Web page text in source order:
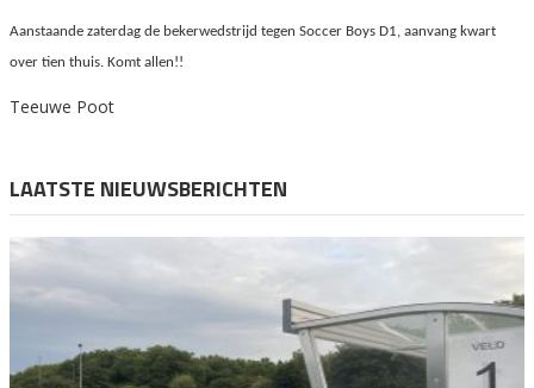
Aanstaande zaterdag de bekerwedstrijd tegen Soccer Boys D1, aanvang kwart
over tien thuis. Komt allen!!
Teeuwe Poot
LAATSTE NIEUWSBERICHTEN